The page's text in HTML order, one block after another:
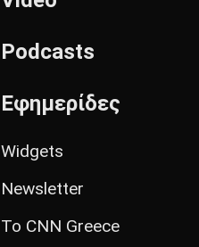
Podcasts
Εφημερίδες
Widgets
Newsletter
Το CNN Greece